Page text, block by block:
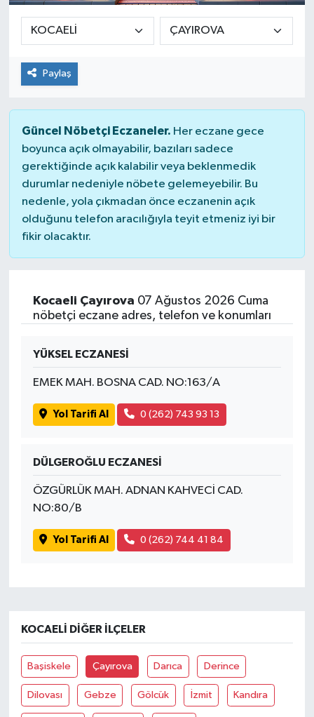
Paylaş
Güncel Nöbetçi Eczaneler. Her eczane gece
boyunca açık olmayabilir, bazıları sadece
gerektiğinde açık kalabilir veya beklenmedik
durumlar nedeniyle nöbete gelemeyebilir. Bu
nedenle, yola çıkmadan önce eczanenin açık
olduğunu telefon aracılığıyla teyit etmeniz iyi bir
fikir olacaktır.
Kocaeli Çayırova 07 Ağustos 2026 Cuma
nöbetçi eczane adres, telefon ve konumları
YÜKSEL ECZANESİ
EMEK MAH. BOSNA CAD. NO:163/A
Yol Tarifi Al 0 (262) 743 93 13
DÜLGEROĞLU ECZANESİ
ÖZGÜRLÜK MAH. ADNAN KAHVECİ CAD.
NO:80/B
Yol Tarifi Al 0 (262) 744 41 84
KOCAELI DIĞER İLÇELER
Başiskele Çayırova Darıca Derince
Dilovası Gebze Gölcük İzmit Kandıra